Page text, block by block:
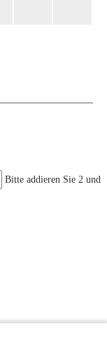
Bitte addieren Sie 2 und